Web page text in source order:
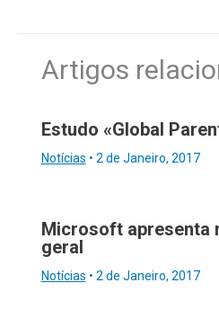
Artigos
Estudo «Global
Notícias • 2 de Janeiro, 2017
Microsoft apresenta
geral
Notícias • 2 de Janeiro, 2017